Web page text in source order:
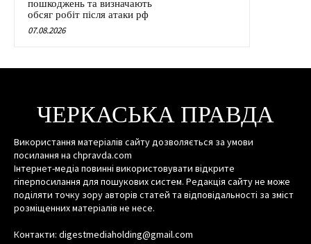
пошкоджень та визначають
обсяг робіт після атаки рф
07.08.2026
ЧЕРКАСЬКА ПРАВДА
Використання матеріалів сайту дозволяється за умови
посилання на chpravda.com
Інтернет-медіа повинні використовувати відкрите
гіперпосилання для пошукових систем. Редакція сайту не може
поділяти точку зору авторів статей та відповідальності за зміст
розміщенних матеріалів не несе.
Контакти: digestmediaholding@gmail.com